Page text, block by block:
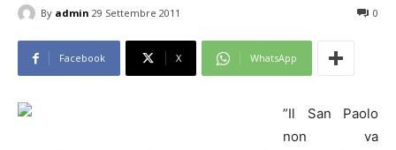
By admin 29 Settembre 2011 0
Facebook X WhatsApp
”Il San Paolo
non va